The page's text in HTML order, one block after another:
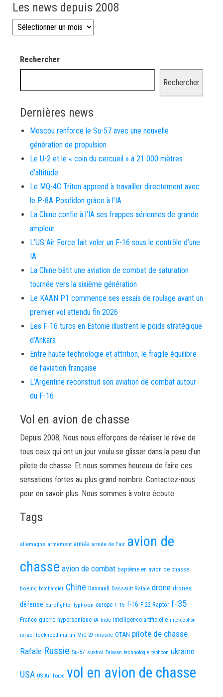
Les news depuis 2008
Les news depuis 2008
Rechercher
Rechercher
Dernières news
Moscou renforce le Su-57 avec une nouvelle
génération de propulsion
Le U-2 et le « coin du cercueil » à 21 000 mètres
d’altitude
Le MQ-4C Triton apprend à travailler directement avec
le P-8A Poséidon grâce à l’IA
La Chine confie à l’IA ses frappes aériennes de grande
ampleur
L’US Air Force fait voler un F-16 sous le contrôle d’une
IA
La Chine bâtit une aviation de combat de saturation
tournée vers la sixième génération
Le KAAN P1 commence ses essais de roulage avant un
premier vol attendu fin 2026
Les F-16 turcs en Estonie illustrent le poids stratégique
d’Ankara
Entre haute technologie et attrition, le fragile équilibre
de l’aviation française
L’Argentine reconstruit son aviation de combat autour
du F-16
Vol en avion de chasse
Depuis 2008, Nous nous efforçons de réaliser le rêve de
tous ceux qui ont un jour voulu se glisser dans la peau d’un
pilote de chasse. Et nous sommes heureux de faire ces
sensations fortes au plus grand nombre. Contactez-nous
pour en savoir plus. Nous sommes à votre écoute.
Tags
allemagne armement armée armée de l'air avion de
chasse avion de combat baptême en avion de chasse
boeing bombardier Chine Dassault Dassault Rafale drone drones
défense Eurofighter typhoon europe F-15 f-16 F-22 Raptor f-35
France guerre hypersonique IA Inde intelligence artificielle interception
israel lockheed martin MiG-29 missile OTAN pilote de chasse
Rafale Russie Su-57 sukhoi Taiwan technologie typhoon ukraine
USA US Air Force vol en avion de chasse